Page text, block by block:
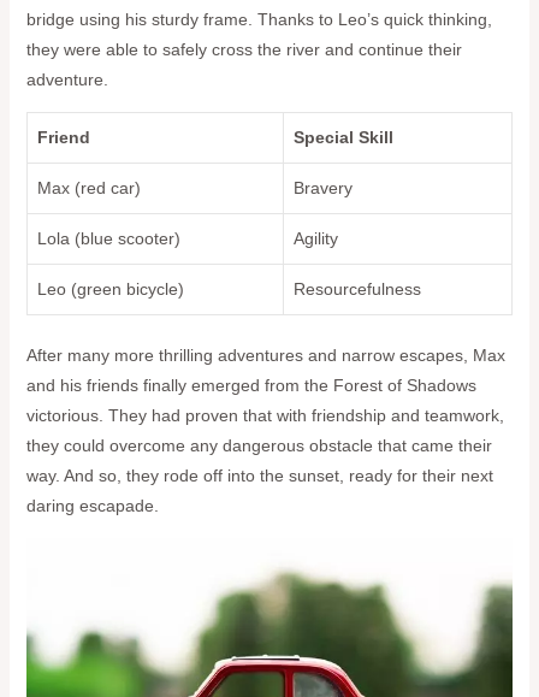
bridge using his ‍sturdy‍ frame. Thanks to Leo’s quick thinking,
they were able to safely‍ cross the river and continue their
adventure.
Friend Special Skill
Max (red car) Bravery
Lola (blue scooter) Agility
Leo (green bicycle) Resourcefulness
After many more thrilling ‍adventures and narrow escapes, Max‍
and his friends finally emerged⁢ from the Forest of Shadows
victorious. They had proven that with friendship and teamwork,
‍they could ‌overcome any dangerous obstacle that came their
way. And so, they rode off into‌ the sunset, ready⁢ for their next
daring escapade.